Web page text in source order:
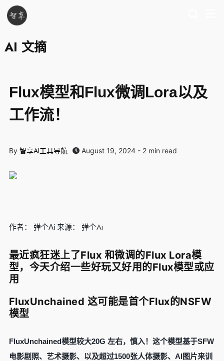
AI 文摘
Flux模型和Flux微调Lora以及
工作流！
By 智享AI工具导航 August 19, 2024 - 2 min read
作者： 弹个Ai 来源： 弹个Ai
最近疯狂迷上了Flux 和微调的Flux Lora模
型，今天介绍一些好玩又好用的Flux模型或应
用
FluxUnchained 这可能是首个Flux的NSFW
模型
FluxUnchained模型较大20G 左右，慎入！这个模型基于SFW
电影剧照、艺术摄影、以及超过1500张人体摄影、AI图片来训